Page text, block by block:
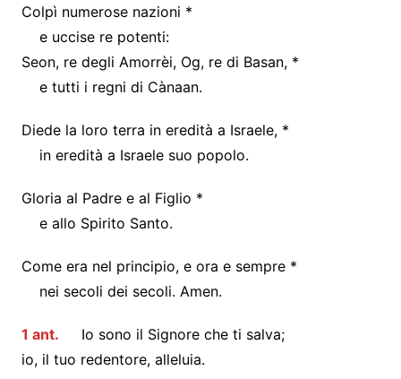
Colpì numerose nazioni *
e uccise re potenti:
Seon, re degli Amorrèi, Og, re di Basan, *
e tutti i regni di Cànaan.
Diede la loro terra in eredità a Israele, *
in eredità a Israele suo popolo.
Gloria al Padre e al Figlio *
e allo Spirito Santo.
Come era nel principio, e ora e sempre *
nei secoli dei secoli. Amen.
1 ant. Io sono il Signore che ti salva;
io, il tuo redentore, alleluia.